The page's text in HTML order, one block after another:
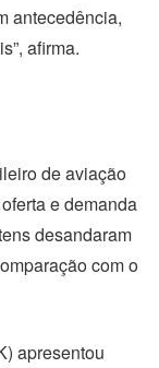
antecedência,
afirma.
de aviação
e demanda
desandaram
com o
apresentou